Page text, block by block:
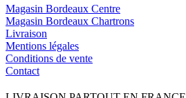
Magasin Bordeaux Centre
Magasin Bordeaux Chartrons
Livraison
Mentions légales
Conditions de vente
Contact